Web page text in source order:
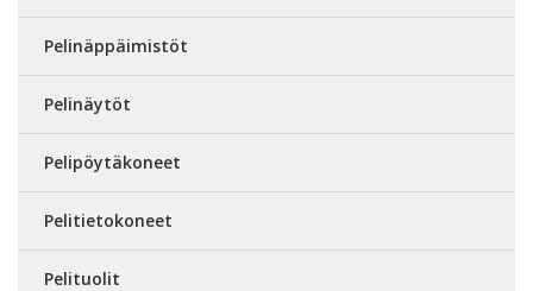
Pelinäppäimistöt
Pelinäytöt
Pelipöytäkoneet
Pelitietokoneet
Pelituolit